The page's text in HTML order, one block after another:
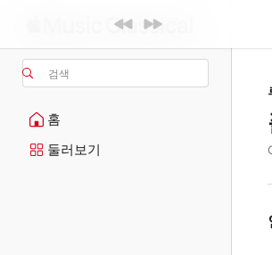
검색
홈
둘러보기